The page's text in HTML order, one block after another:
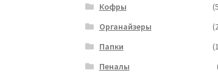
Кофры
Органайзеры
Папки
Пеналы